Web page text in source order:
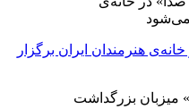
هنرمندان ایران برگزار